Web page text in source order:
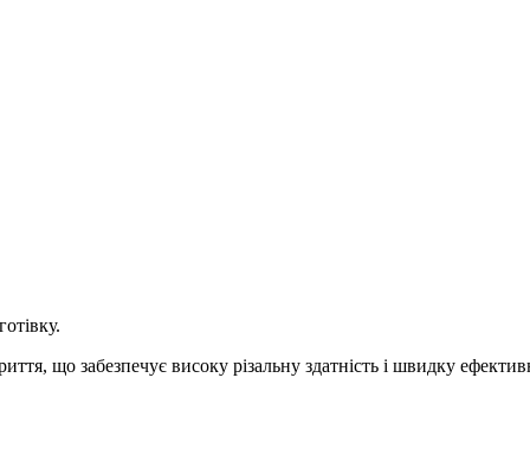
що забезпечує високу різальну здатність і швидку